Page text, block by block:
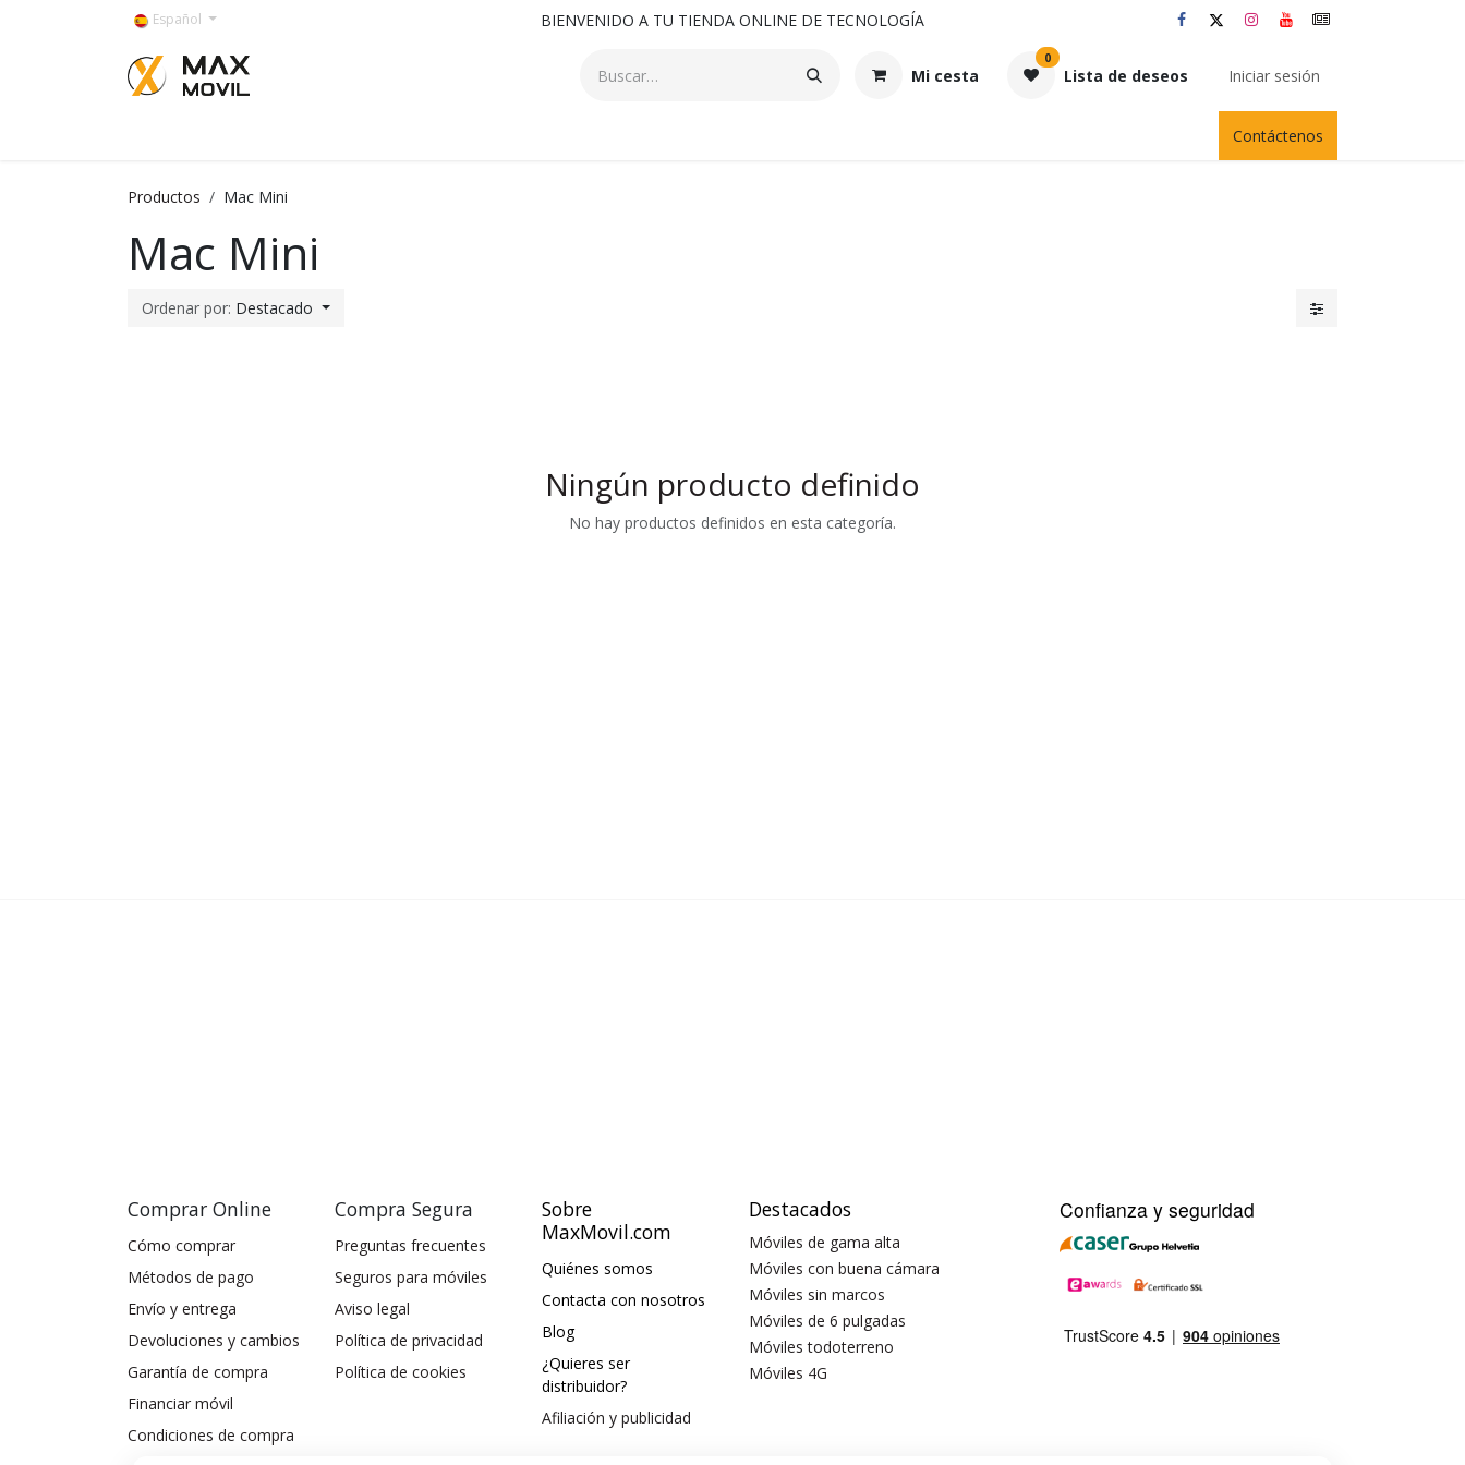
Español BIENVENIDO A TU TIENDA ONLINE DE TECNOLOGÍA
Mi cesta
0
Lista de deseos Iniciar sesión
Contáctenos
Productos Mac Mini
Mac Mini
Ordenar por: Destacado
Ningún producto definido
No hay productos definidos en esta categoría.
Comprar Online
Cómo comprar
Métodos de pago
Envío y entrega
Devoluciones y cambios
Garantía de compra
Financiar móvil
Condiciones de compra
Compra Segura
Preguntas frecuentes
Seguros para móviles
Aviso legal
Política de privacidad
Política de cookies
Sobre
MaxMovil.com
Quiénes somos
Contacta con nosotros
Blog
¿Quieres ser
distribuidor?
Afiliación y publicidad
Destacados
Móviles de gama alta
Móviles con buena cámara
Móviles sin marcos
Móviles de 6 pulgadas
Móviles todoterreno
Móviles 4G
Confianza y seguridad